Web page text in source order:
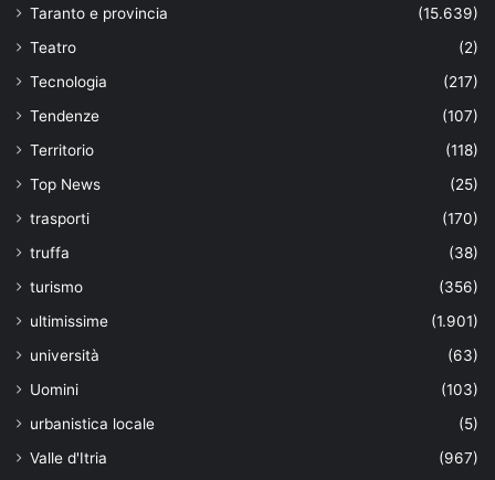
Taranto e provincia
(15.639)
Teatro
(2)
Tecnologia
(217)
Tendenze
(107)
Territorio
(118)
Top News
(25)
trasporti
(170)
truffa
(38)
turismo
(356)
ultimissime
(1.901)
università
(63)
Uomini
(103)
urbanistica locale
(5)
Valle d'Itria
(967)